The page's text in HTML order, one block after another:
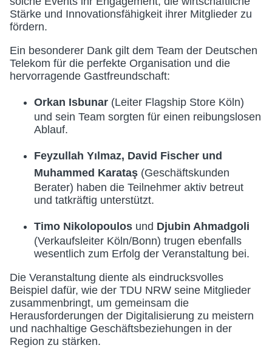
Stärke und Innovationsfähigkeit ihrer Mitglieder zu
fördern.
Ein besonderer Dank gilt dem Team der Deutschen
Telekom für die perfekte Organisation und die
hervorragende Gastfreundschaft:
Orkan Isbunar (Leiter Flagship Store Köln)
und sein Team sorgten für einen reibungslosen
Ablauf.
Feyzullah Yılmaz, David Fischer und
Muhammed Karataş (Geschäftskunden
Berater) haben die Teilnehmer aktiv betreut
und tatkräftig unterstützt.
Timo Nikolopoulos und Djubin Ahmadgoli
(Verkaufsleiter Köln/Bonn) trugen ebenfalls
wesentlich zum Erfolg der Veranstaltung bei.
Die Veranstaltung diente als eindrucksvolles
Beispiel dafür, wie der TDU NRW seine Mitglieder
zusammenbringt, um gemeinsam die
Herausforderungen der Digitalisierung zu meistern
und nachhaltige Geschäftsbeziehungen in der
Region zu stärken.